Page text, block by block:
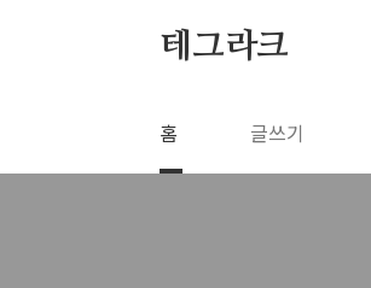
테그라크
홈 글쓰기